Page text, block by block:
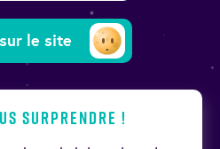
le site
surprendre !